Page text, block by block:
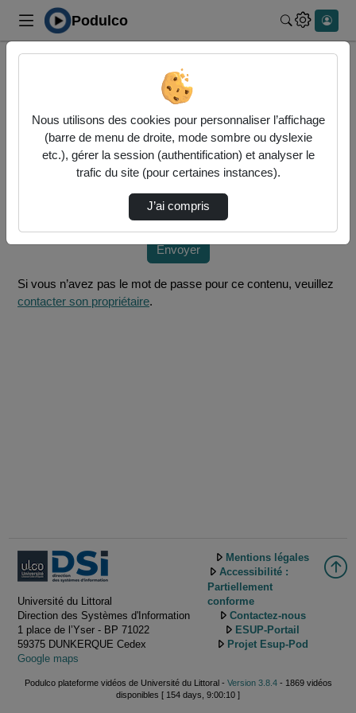
Podulco
CFVU 16.01.25
Mot de passe requis
Cette vidéo est protégée par un mot de passe, veuillez le
fournir et cliquez sur envoyer.
Envoyer
Si vous n’avez pas le mot de passe pour ce contenu, veuillez
contacter son propriétaire.
Université du Littoral
Direction des Systèmes d'Information
1 place de l’Yser - BP 71022
59375 DUNKERQUE Cedex
Google maps
Mentions légales
Accessibilité :
Partiellement
conforme
Contactez-nous
ESUP-Portail
Projet Esup-Pod
Podulco plateforme vidéos de Université du Littoral - Version 3.8.4- 1869 vidéos
disponibles [ 154 days, 9:00:10 ]
Nous utilisons des cookies pour personnaliser l’affichage
(barre de menu de droite, mode sombre ou dyslexie
etc.), gérer la session (authentification) et analyser le
trafic du site (pour certaines instances).
J’ai compris